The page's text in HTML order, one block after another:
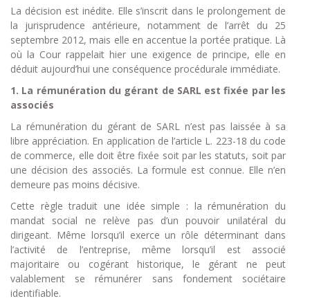
La décision est inédite. Elle s’inscrit dans le prolongement de
la jurisprudence antérieure, notamment de l’arrêt du 25
septembre 2012, mais elle en accentue la portée pratique. Là
où la Cour rappelait hier une exigence de principe, elle en
déduit aujourd’hui une conséquence procédurale immédiate.
1. La rémunération du gérant de SARL est fixée par les
associés
La rémunération du gérant de SARL n’est pas laissée à sa
libre appréciation. En application de l’article L. 223-18 du code
de commerce, elle doit être fixée soit par les statuts, soit par
une décision des associés. La formule est connue. Elle n’en
demeure pas moins décisive.
Cette règle traduit une idée simple : la rémunération du
mandat social ne relève pas d’un pouvoir unilatéral du
dirigeant. Même lorsqu’il exerce un rôle déterminant dans
l’activité de l’entreprise, même lorsqu’il est associé
majoritaire ou cogérant historique, le gérant ne peut
valablement se rémunérer sans fondement sociétaire
identifiable.